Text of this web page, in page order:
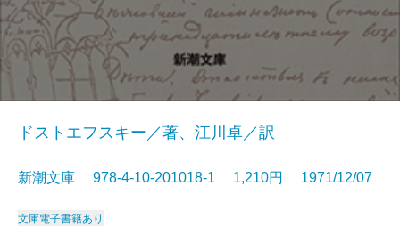
ドストエフスキー／著、江川卓／訳
新潮文庫 978-4-10-201018-1 1,210円 1971/12/07
文庫電子書籍あり